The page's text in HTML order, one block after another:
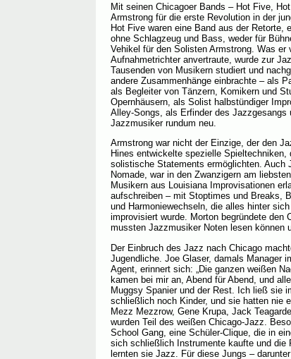
Mit seinen Chicagoer Bands – Hot Five,
Armstrong für die erste Revolution in der
Hot Five waren eine Band aus der Retorte,
ohne Schlagzeug und Bass, weder für
Vehikel für den Solisten Armstrong. Was er
Aufnahmetrichter anvertraute, wurde zur
Tausenden von Musikern studiert und
andere Zusammenhänge einbrachte – als
als Begleiter von Tänzern, Komikern und
Opernhäusern, als Solist halbstündiger
Alley-Songs, als Erfinder des
Jazzmusiker rundum neu.
Armstrong war nicht der Einzige, der den
Hines entwickelte spezielle
solistische Statements ermöglichten. Auch
Nomade, war in den Zwanzigern am
Musikern aus Louisiana Improvisationen
aufschreiben – mit Stoptimes und Breaks,
und Harmoniewechseln, die alles hinter
improvisiert wurde. Morton begründete den
mussten Jazzmusiker Noten lesen können
Der Einbruch des Jazz nach Chicago
Jugendliche. Joe Glaser, damals Manager
Agent, erinnert sich: „Die ganzen weißen
kamen bei mir an, Abend für Abend, und
Muggsy Spanier und der Rest. Ich ließ sie
schließlich noch Kinder, und sie hatten nie
Mezz Mezzrow, Gene Krupa, Jack
wurden Teil des weißen Chicago-Jazz.
School Gang, eine Schüler-Clique, die in
sich schließlich Instrumente kaufte und die
lernten sie Jazz. Für diese Jungs –